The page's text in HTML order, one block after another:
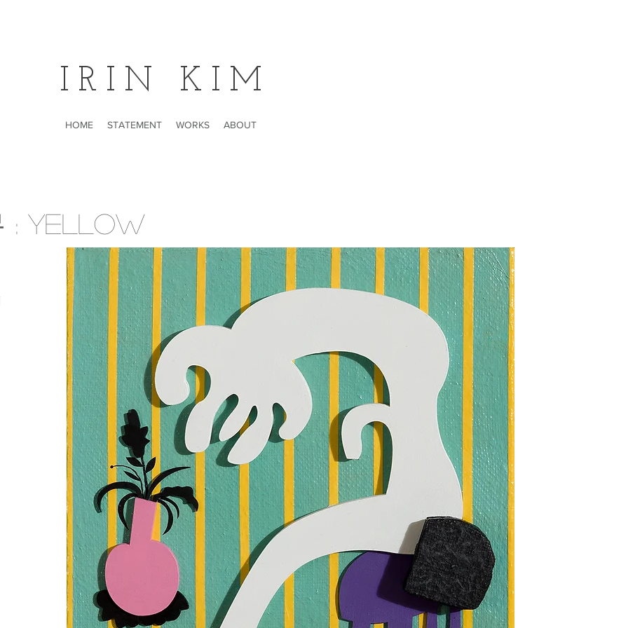
IRIN KIM
HOME STATEMENT WORKS ABOUT
: Yellow